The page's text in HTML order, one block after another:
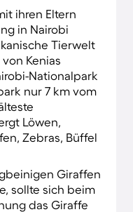
genießt
Indisch über
seines
besucht das
of Kenya“, in
Musik der
Nicht
Park die
fast direkt vor
im
in den
Skyline im
ihren Eltern
in Nairobi
Tierwelt
Kenias
Nationalpark
nur 7 km vom
Löwen,
Zebras, Büffel
Giraffen
sollte sich beim
das Giraffe